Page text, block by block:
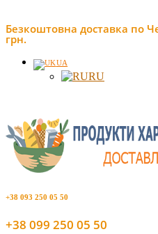
Безкоштовна доставка по
грн.
UA
RU
+38 093 250 05 50
+38 099 250 05 50